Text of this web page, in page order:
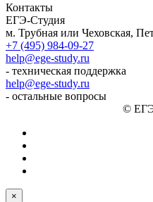
Контакты
ЕГЭ-Студия
м. Трубная или Чеховская,
+7 (495) 984-09-27
help@ege-study.ru
- техническая поддержка
help@ege-study.ru
- остальные вопросы
©
×